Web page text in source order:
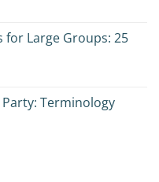
for Large Groups: 25
Terminology